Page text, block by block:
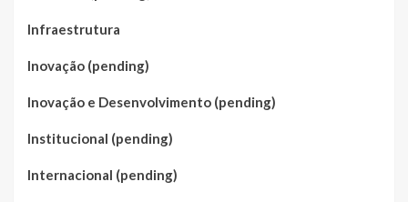
Infraestrutura
Inovação (pending)
Inovação e Desenvolvimento (pending)
Institucional (pending)
Internacional (pending)